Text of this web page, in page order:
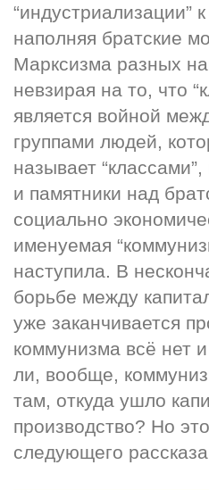
“индустриализации”
наполняя братские
Марксизма разных
невзирая на то, что
является войной
группами людей,
называет
и памятники над
социально
именуемая
наступила. В
борьбе между
уже заканчивается
коммунизма всё нет
ли, вообще,
там, откуда ушло
производство? Но
следующего